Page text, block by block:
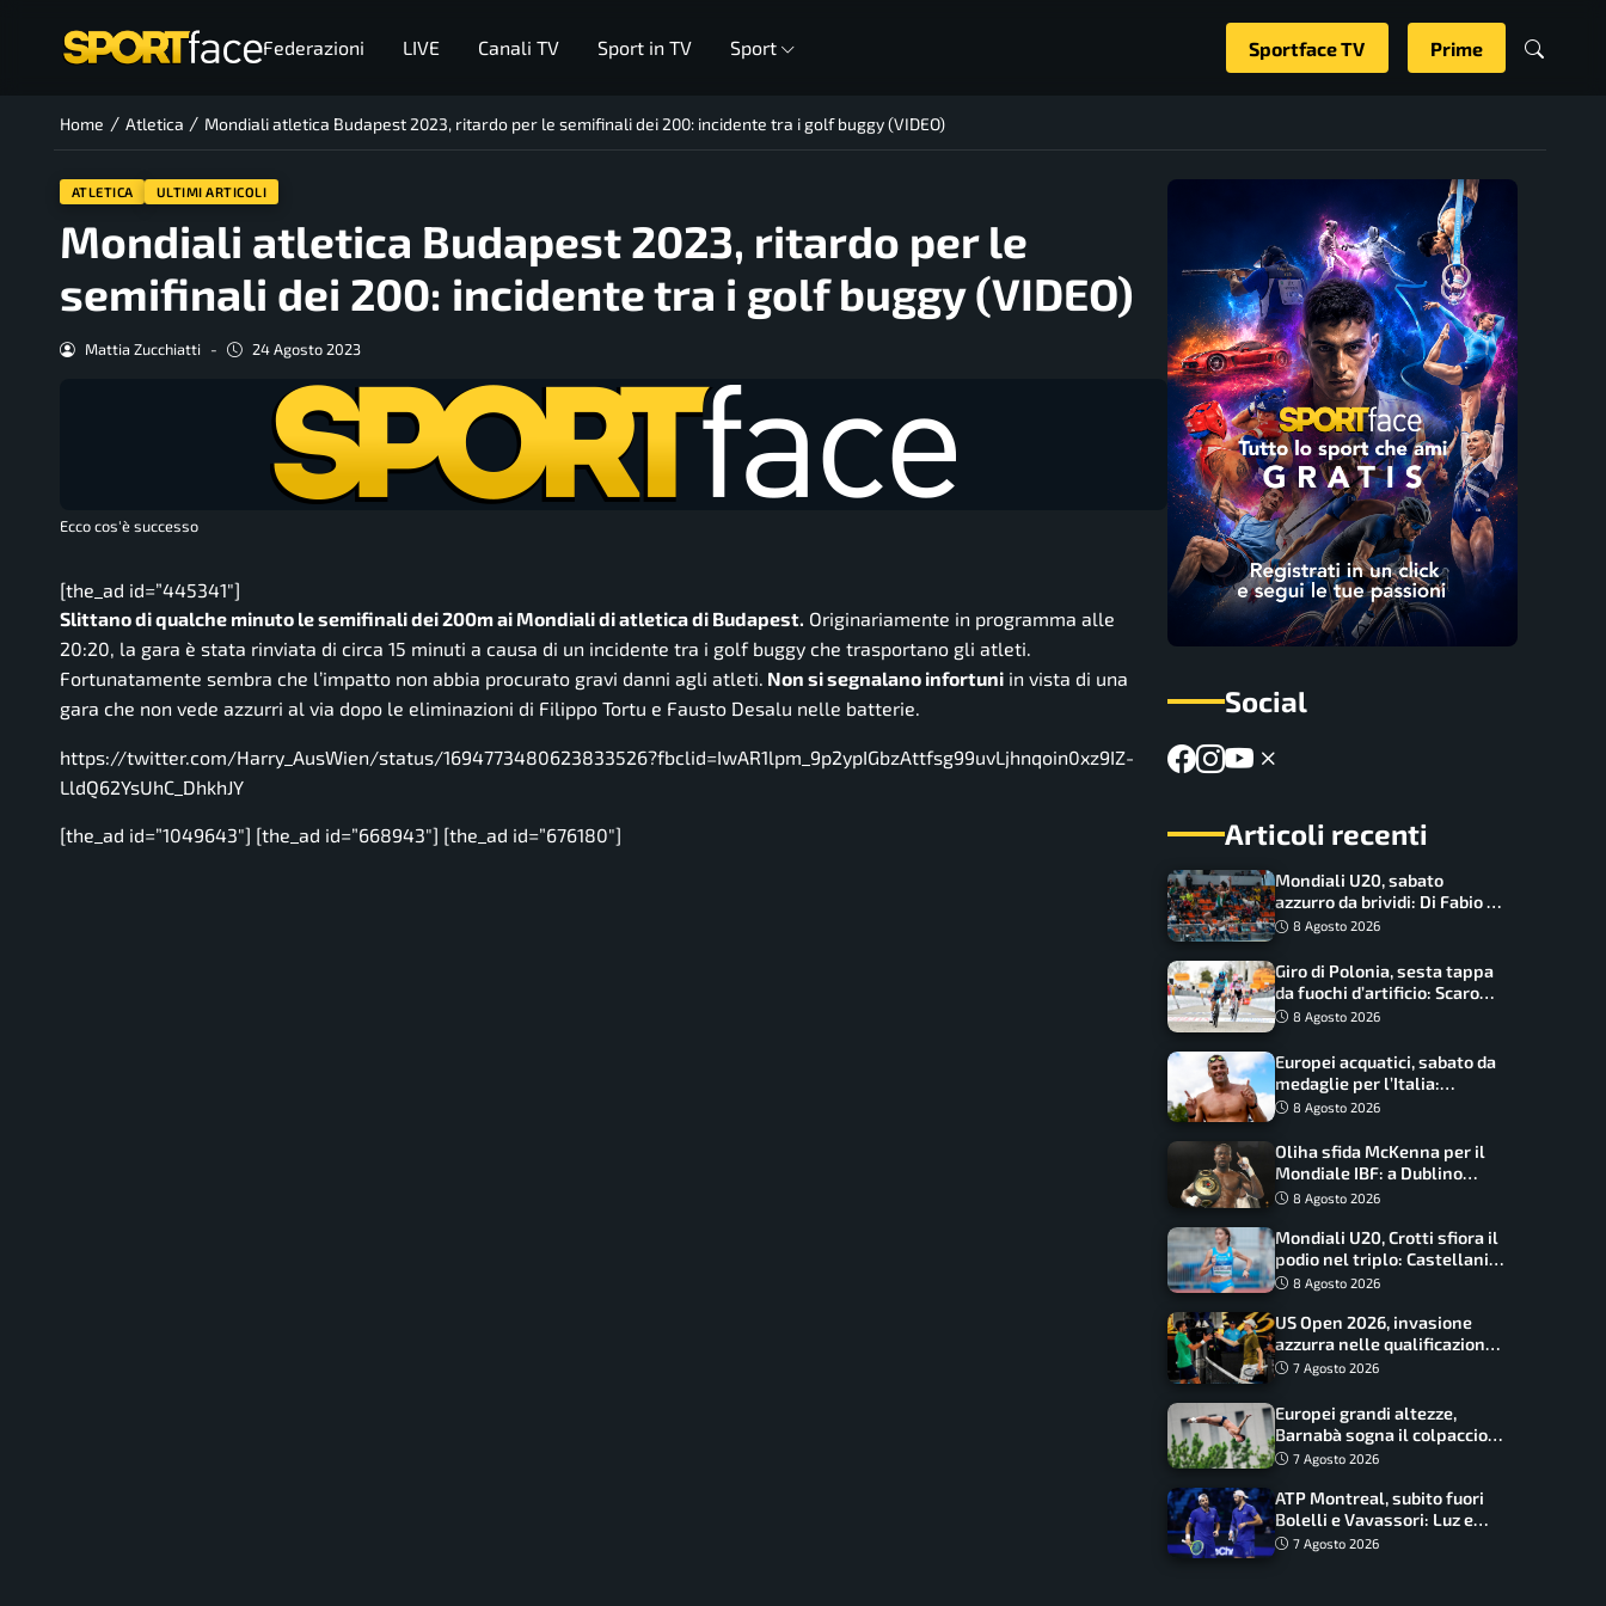
Federazioni LIVE Canali TV Sport in TV Sport Sportface TV Prime
Home / Atletica / Mondiali atletica Budapest 2023, ritardo per le semifinali dei 200: incidente tra i golf buggy (VIDEO)
ATLETICA ULTIMI ARTICOLI
Mondiali atletica Budapest 2023, ritardo per le
semifinali dei 200: incidente tra i golf buggy (VIDEO)
Mattia Zucchiatti - 24 Agosto 2023
Ecco cos'è successo
[the_ad id=”445341″]
Slittano di qualche minuto le semifinali dei 200m ai Mondiali di atletica di Budapest. Originariamente in programma alle
20:20, la gara è stata rinviata di circa 15 minuti a causa di un incidente tra i golf buggy che trasportano gli atleti.
Fortunatamente sembra che l’impatto non abbia procurato gravi danni agli atleti. Non si segnalano infortuni in vista di una
gara che non vede azzurri al via dopo le eliminazioni di Filippo Tortu e Fausto Desalu nelle batterie.
https://twitter.com/Harry_AusWien/status/1694773480623833526?fbclid=IwAR1lpm_9p2ypIGbzAttfsg99uvLjhnqoin0xz9IZ-
LldQ62YsUhC_DhkhJY
[the_ad id=”1049643″] [the_ad id=”668943″] [the_ad id=”676180″]
Social
Articoli recenti
Mondiali U20, sabato
azzurro da brividi: Di Fabio e
Inzoli sognano le medaglie,
8 Agosto 2026
Giro di Polonia, sesta tappa
da fuochi d’artificio: Scaroni
può attaccare la maglia di
8 Agosto 2026
Europei acquatici, sabato da
medaglie per l’Italia:
Paltrinieri guida la staffetta,
grandi altezze
8 Agosto 2026
Oliha sfida McKenna per il
Mondiale IBF: a Dublino
serve l’impresa nella tana
8 Agosto 2026
Mondiali U20, Crotti sfiora il
podio nel triplo: Castellani
da record, Succo in finale
8 Agosto 2026
US Open 2026, invasione
azzurra nelle qualificazioni:
17 italiani a caccia del main
7 Agosto 2026
Europei grandi altezze,
Barnabà sogna il colpaccio:
è leader a metà gara, Baraldi
7 Agosto 2026
ATP Montreal, subito fuori
Bolelli e Vavassori: Luz e
Matos fermano gli azzurri
7 Agosto 2026